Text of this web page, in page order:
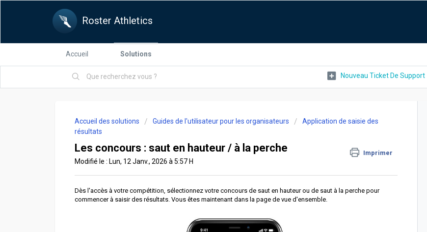
Roster Athletics
Accueil Solutions
Nouveau Ticket De Support
Accueil des solutions Guides de l'utilisateur pour les organisateurs
Application de saisie des
résultats
Les concours : saut en hauteur / à la perche Imprimer
Modifié le : Lun, 12 Janv., 2026 à 5:57 H
Dès l'accès à votre compétition, sélectionnez votre concours de saut en hauteur ou de saut à la perche pour
commencer à saisir des résultats. Vous êtes maintenant dans la page de vue d'ensemble.